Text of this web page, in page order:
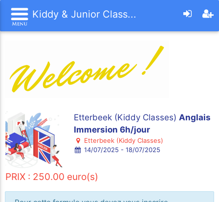
Kiddy & Junior Class...
Etterbeek (Kiddy Classes) Anglais
Immersion 6h/jour
Etterbeek (Kiddy Classes)
14/07/2025 - 18/07/2025
PRIX : 250.00 euro(s)